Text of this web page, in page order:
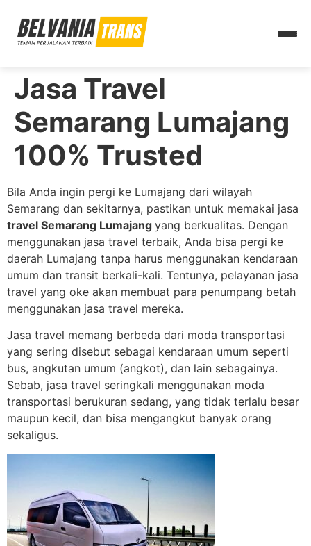
Jasa Travel
Semarang Lumajang
100% Trusted
Bila Anda ingin pergi ke Lumajang dari wilayah
Semarang dan sekitarnya, pastikan untuk memakai jasa
travel Semarang Lumajang yang berkualitas. Dengan
menggunakan jasa travel terbaik, Anda bisa pergi ke
daerah Lumajang tanpa harus menggunakan kendaraan
umum dan transit berkali-kali. Tentunya, pelayanan jasa
travel yang oke akan membuat para penumpang betah
menggunakan jasa travel mereka.
Jasa travel memang berbeda dari moda transportasi
yang sering disebut sebagai kendaraan umum seperti
bus, angkutan umum (angkot), dan lain sebagainya.
Sebab, jasa travel seringkali menggunakan moda
transportasi berukuran sedang, yang tidak terlalu besar
maupun kecil, dan bisa mengangkut banyak orang
sekaligus.